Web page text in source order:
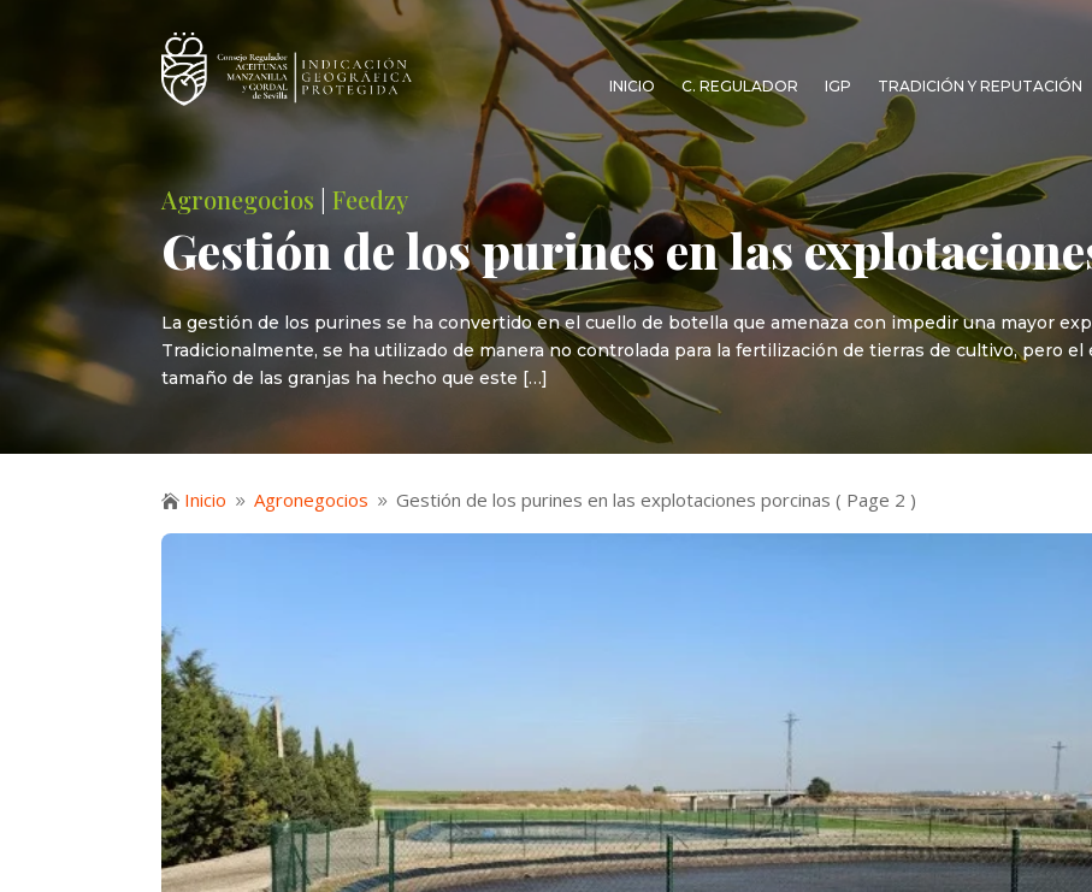
INICIO C. REGULADOR IGP TRADICIÓN Y REPUTACIÓN
Agronegocios |Feedzy
Gestión de los purines en las
La gestión de los purines se ha convertido en el cuello de botella que amenaza con impedir una mayor
Tradicionalmente, se ha utilizado de manera no controlada para la fertilización de tierras de cultivo, pero
tamaño de las granjas ha hecho que este […]
 Inicio 9 Agronegocios 9 Gestión de los purines en las explotaciones porcinas ( Page 2 )